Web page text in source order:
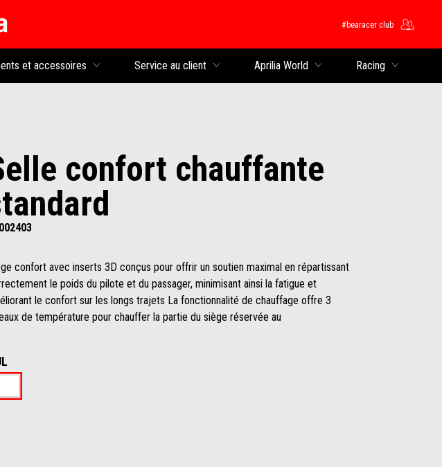
#bearacer club
et accessoires Service au client Aprilia World Racing
confort chauffante
confort avec inserts 3D conçus pour offrir un soutien maximal en répartissant
le poids du pilote et du passager, minimisant ainsi la fatigue et
le confort sur les longs trajets La fonctionnalité de chauffage offre 3
de température pour chauffer la partie du siège réservée au